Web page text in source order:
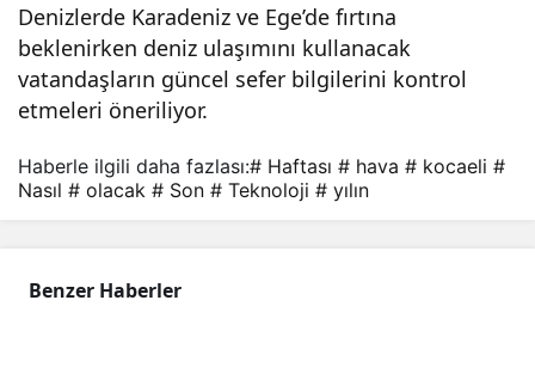
Denizlerde Karadeniz ve Ege’de fırtına
beklenirken deniz ulaşımını kullanacak
vatandaşların güncel sefer bilgilerini kontrol
etmeleri öneriliyor.
Haberle ilgili daha fazlası:# Haftası # hava # kocaeli #
Nasıl # olacak # Son # Teknoloji # yılın
Benzer Haberler